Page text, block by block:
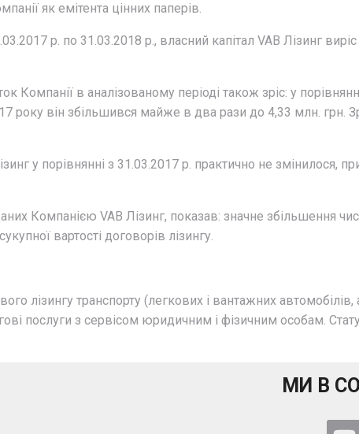
як емітента цінних паперів.
р. по 31.03.2018 р., власний капітал VAB Лізинг
Компанії в аналізованому періоді також зріс: у
року він збільшився майже в два рази до 4,33 млн. грн.
у порівнянні з 31.03.2017 р. практично не змінилося,
Компанією VAB Лізинг, показав: значне збільшення
вартості договорів лізингу.
лізингу транспорту (легкових і вантажних автомобілів,
послуги з сервісом юридичним і фізичним особам.
МИ В